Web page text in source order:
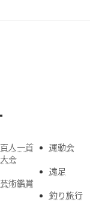
百人一首
大会
芸術鑑賞
運動会
遠足
釣り旅行